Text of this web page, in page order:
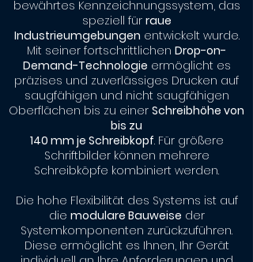
bewährtes Kennzeichnungssystem, das
speziell für raue
Industrieumgebungen entwickelt wurde.
Mit seiner fortschrittlichen Drop-on-
Demand-Technologie ermöglicht es
präzises und zuverlässiges Drucken auf
saugfähigen und nicht saugfähigen
Oberflächen bis zu einer Schreibhöhe von
bis zu
140 mm je Schreibkopf. Für größere
Schriftbilder können mehrere
Schreibköpfe kombiniert werden.
Die hohe Flexibilität des Systems ist auf
die modulare Bauweise der
Systemkomponenten zurückzuführen.
Diese ermöglicht es Ihnen, Ihr Gerät